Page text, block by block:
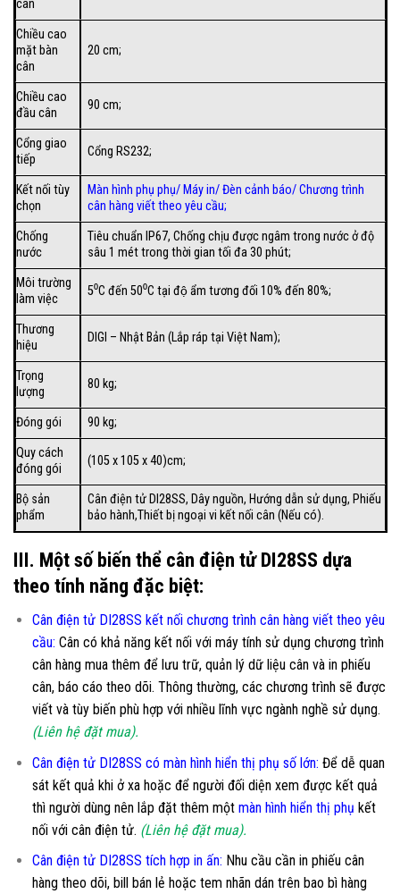
cân
Chiều cao
mặt bàn
cân
20 cm;
Chiều cao
đầu cân
90 cm;
Cổng giao
tiếp
Cổng RS232;
Kết nối tùy
chọn
Màn hình phụ phụ/ Máy in/Đèn cảnh báo/Chương trình
cân hàng viết theo yêu cầu;
Chống
nước
Tiêu chuẩn IP67, Chống chịu được ngâm trong nước ở độ
sâu 1 mét trong thời gian tối đa 30 phút;
Môi trường
làm việc
5⁰C đến 50⁰C tại độ ẩm tương đối 10% đến 80%;
Thương
hiệu
DIGI – Nhật Bản (Lắp ráp tại Việt Nam);
Trọng
lượng
80 kg;
Đóng gói
90 kg;
Quy cách
đóng gói
(105 x 105 x 40)cm;
Bộ sản
phẩm
Cân điện tử DI28SS, Dây nguồn, Hướng dẫn sử dụng, Phiếu
bảo hành,Thiết bị ngoại vi kết nối cân (Nếu có).
III. Một số biến thể cân điện tử DI28SS dựa
theo tính năng đặc biệt:
Cân điện tử DI28SS kết nối chương trình cân hàng viết theo yêu
cầu: Cân có khả năng kết nối với máy tính sử dụng chương trình
cân hàng mua thêm để lưu trữ, quản lý dữ liệu cân và in phiếu
cân, báo cáo theo dõi. Thông thường, các chương trình sẽ được
viết và tùy biến phù hợp với nhiều lĩnh vực ngành nghề sử dụng.
(Liên hệ đặt mua).
Cân điện tử DI28SS có màn hình hiển thị phụ số lớn: Để dễ quan
sát kết quả khi ở xa hoặc để người đối diện xem được kết quả
thì người dùng nên lắp đặt thêm một màn hình hiển thị phụ kết
nối với cân điện tử. (Liên hệ đặt mua).
Cân điện tử DI28SS tích hợp in ấn: Nhu cầu cần in phiếu cân
hàng theo dõi, bill bán lẻ hoặc tem nhãn dán trên bao bì hàng